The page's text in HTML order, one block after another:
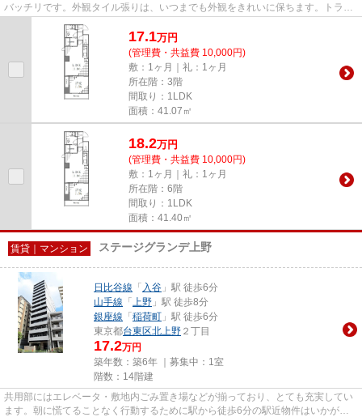
バッチリです。外観タイル張りは、いつまでも外観をきれいに保ちます。トラス
17.1万円
(管理費・共益費 10,000円)
敷：1ヶ月｜礼：1ヶ月
所在階：3階
間取り：1LDK
面積：41.07㎡
18.2万円
(管理費・共益費 10,000円)
敷：1ヶ月｜礼：1ヶ月
所在階：6階
間取り：1LDK
面積：41.40㎡
賃貸｜マンション ステージグランデ上野
日比谷線 「 入谷 」駅 徒歩6分
山手線 「 上野 」駅 徒歩8分
銀座線 「 稲荷町 」駅 徒歩6分
東京都台東区北上野 ２丁目
17.2万円
築年数：築6年 ｜募集中： 1室
階数：14階建
共用部にはエレベータ・敷地内ごみ置き場などが揃っており、とても充実してい
ます。朝に慌てることなく行動するために駅から徒歩6分の駅近物件はいかがで